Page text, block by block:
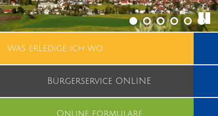
Was erledige ich wo
Bürgerservice ONLINE
Online formulare